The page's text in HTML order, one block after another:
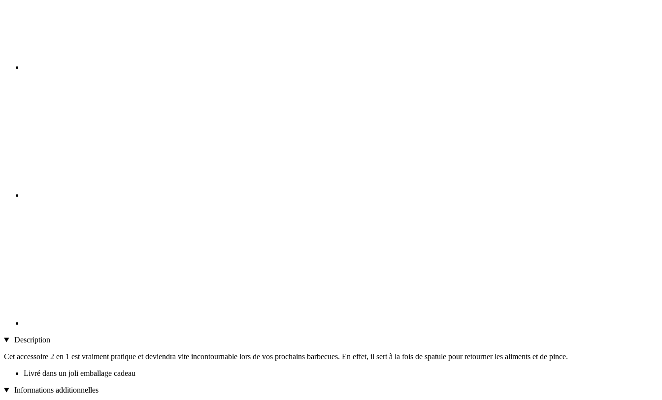
Description
Cet accessoire 2 en 1 est vraiment pratique et deviendra vite incontournable lors de vos prochains barbecues. En effet, il sert à la fois de spatule pour retourner les aliments et de pince.
Livré dans un joli emballage cadeau
Informations additionnelles